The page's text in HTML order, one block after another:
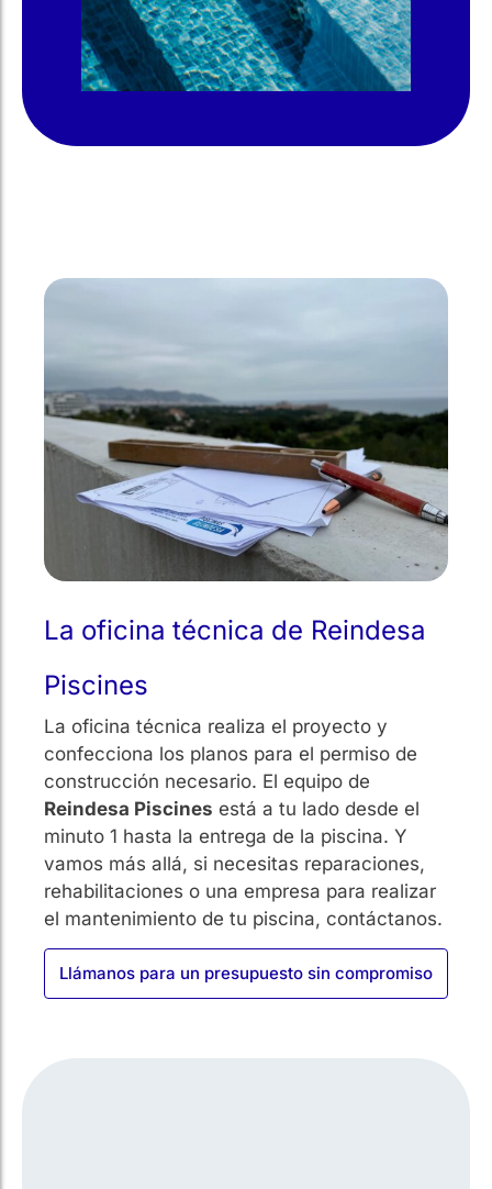
La oficina técnica de Reindesa
Piscines
La oficina técnica realiza el proyecto y
confecciona los planos para el permiso de
construcción necesario. El equipo de
Reindesa Piscines está a tu lado desde el
minuto 1 hasta la entrega de la piscina. Y
vamos más allá, si necesitas reparaciones,
rehabilitaciones o una empresa para realizar
el mantenimiento de tu piscina, contáctanos.
Llámanos para un presupuesto sin compromiso